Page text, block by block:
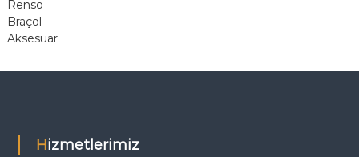
Renso
Braçol
Aksesuar
Hizmetlerimiz